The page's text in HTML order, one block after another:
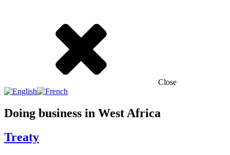
Close
Doing business in West Africa
Treaty